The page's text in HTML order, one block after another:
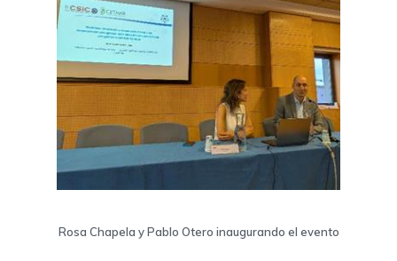
Rosa Chapela y Pablo Otero inaugurando el evento